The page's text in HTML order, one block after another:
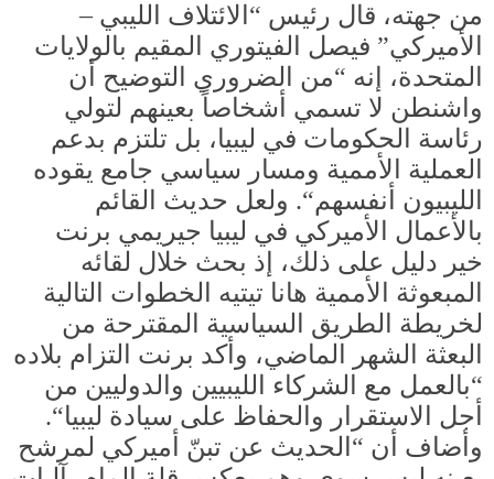
من جهته، قال رئيس “ الائتلاف الليبي–
الأميركي” فيصل الفيتوري المقيم بالولايات
المتحدة، إنه “من الضروري التوضيح أن
واشنطن لا تسمي أشخاصاً بعينهم لتولي
رئاسة الحكومات في ليبيا، بل تلتزم بدعم
العملية الأممية ومسار سياسي جامع يقوده
الليبيون أنفسهم“. ولعل حديث القائم
بالأعمال الأميركي في ليبيا جيريمي برنت
خير دليل على ذلك، إذ بحث خلال لقائه
المبعوثة الأممية هانا تيتيه الخطوات التالية
لخريطة الطريق السياسية المقترحة من
البعثة الشهر الماضي، وأكد برنت التزام بلاده
“بالعمل مع الشركاء الليبيين والدوليين من
أجل الاستقرار والحفاظ على سيادة ليبيا“.
وأضاف أن “ الحديث عن تبنّ أميركي لمرشح